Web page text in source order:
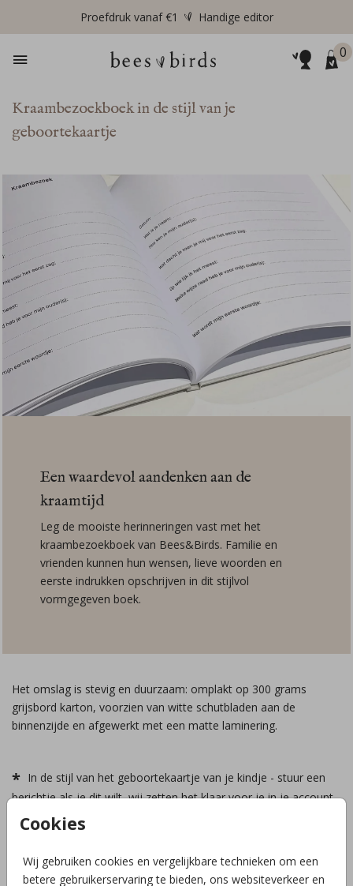
Proefdruk vanaf €1 Handige editor
0
Cookies
Wij gebruiken cookies en vergelijkbare technieken om een
betere gebruikerservaring te bieden, ons websiteverkeer en
Kraambezoekboek in de stijl van je
geboortekaartje
Een waardevol aandenken aan de
kraamtijd
Leg de mooiste herinneringen vast met het
kraambezoekboek van Bees&Birds. Familie en
vrienden kunnen hun wensen, lieve woorden en
eerste indrukken opschrijven in dit stijlvol
vormgegeven boek.
Het omslag is stevig en duurzaam: omplakt op 300 grams
grijsbord karton, voorzien van witte schutbladen aan de
binnenzijde en afgewerkt met een matte laminering.
In de stijl van het geboortekaartje van je kindje - stuur een
berichtje als je dit wilt, wij zetten het klaar voor je in je account
In het kraambezoekboek staan voorgedrukte inspiratievragen
57 pagina's voor vragen, 1 pagina voor het geboortekaartje
in te plakken en 1 pagina voor gegevens van je kindje
De levertijd bedraagt 4-5 werkdagen